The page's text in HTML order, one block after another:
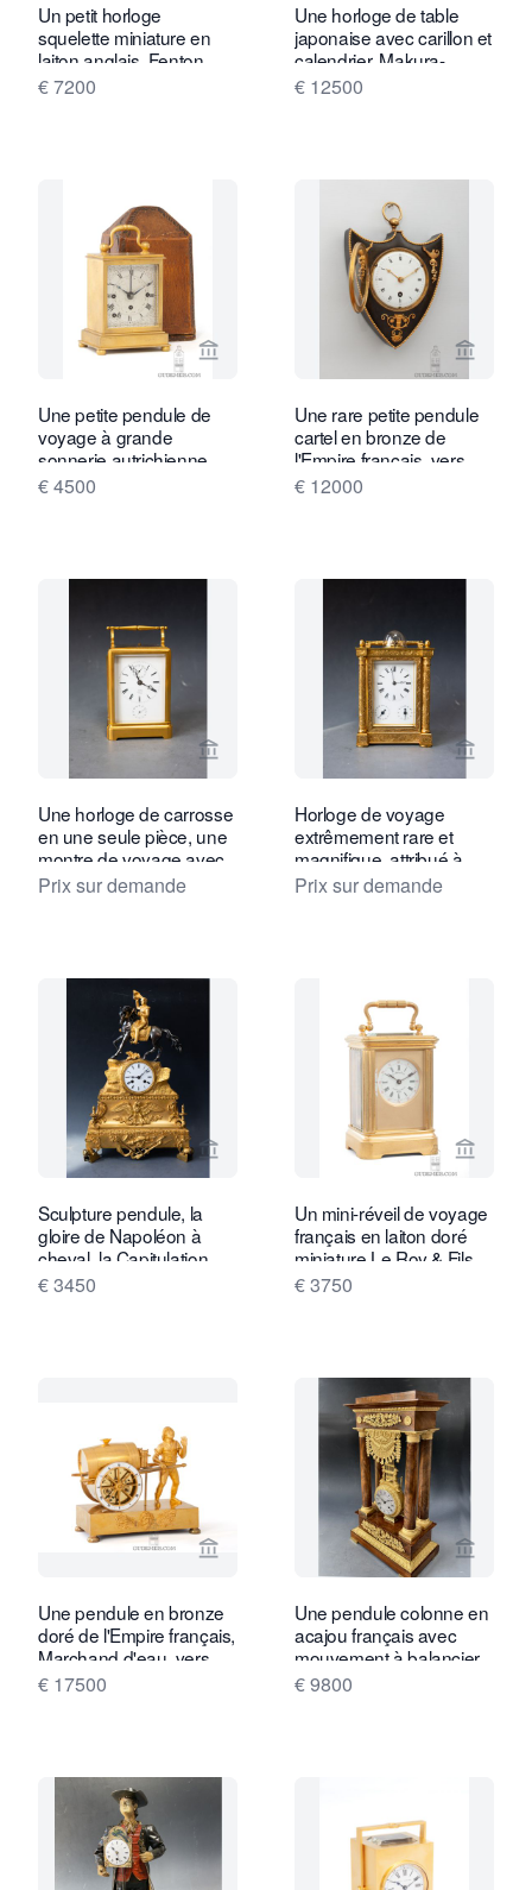
Un petit horloge
squelette miniature en
laiton anglais, Fenton
Bury, vers 1850.
€ 7200
Une horloge de table
japonaise avec carillon et
calendrier, Makura-
Dokei, vers 1840.
€ 12500
Voir la page vendeur de Gude & Meis
Une petite pendule de
voyage à grande
sonnerie autrichienne,
vers 1850.
€ 4500
Voir la
Une rare petite pendule
cartel en bronze de
l'Empire français, vers
1810.
€ 12000
Voir la page vendeur de Van Dreven
Une horloge de carrosse
en une seule pièce, une
montre de voyage avec
un mouvement de
Prix sur demande
Voir la
Horloge de voyage
extrêmement rare et
magnifique, attribué à
Berrolla, Paris vers 1840.
Prix sur demande
Voir la page vendeur de Van Dreven
Sculpture pendule, la
gloire de Napoléon à
cheval, la Capitulation
d'Ulm, Louis Philippe
€ 3450
Voir la
Un mini-réveil de voyage
français en laiton doré
miniature Le Roy & Fils,
vers 1890.
€ 3750
Voir la page vendeur de Gude & Meis
Une pendule en bronze
doré de l'Empire français,
Marchand d'eau, vers
1810.
€ 17500
Voir la
Une pendule colonne en
acajou français avec
mouvement à balancier
libre, Empire vers 1820-
€ 9800